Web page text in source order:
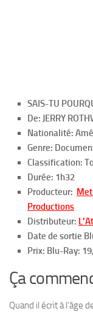
SAIS-TU
De: JERRY
Nationalité:
Genre:
Classification:
Durée: 1h32
Producteur:
Productions
Distributeur:
Date de sortie
Prix: Blu-Ray:
Ça
Quand il écrit à l’âge